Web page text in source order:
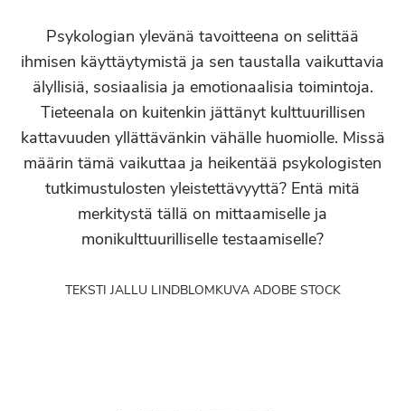
Psykologian ylevänä tavoitteena on selittää
ihmisen käyttäytymistä ja sen taustalla vaikuttavia
älyllisiä, sosiaalisia ja emotionaalisia toimintoja.
Tieteenala on kuitenkin jättänyt kulttuurillisen
kattavuuden yllättävänkin vähälle huomiolle. Missä
määrin tämä vaikuttaa ja heikentää psykologisten
tutkimustulosten yleistettävyyttä? Entä mitä
merkitystä tällä on mittaamiselle ja
monikulttuurilliselle testaamiselle?
TEKSTI JALLU LINDBLOMKUVA ADOBE STOCK